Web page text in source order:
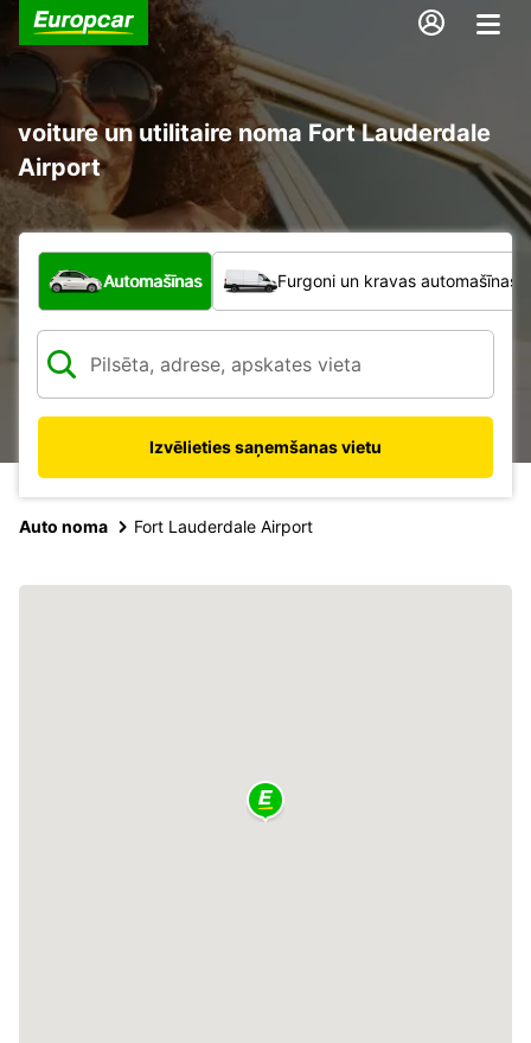
voiture un utilitaire noma Fort Lauderdale
Airport
Kāda veida transportlīdzeklis?
Automašīnas Furgoni un kravas automašīnas
Izvēlieties saņemšanas vietu
Auto noma Fort Lauderdale Airport